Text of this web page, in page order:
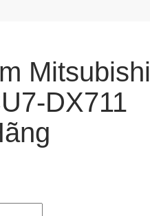
Mitsubishi
DX711